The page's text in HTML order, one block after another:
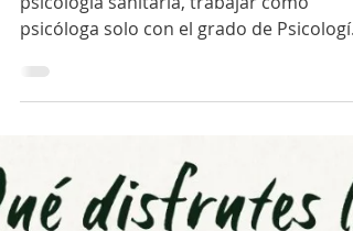
Diferencias entre psicología clínica y
psicóloga solo con el grado de Psicología.
Listado de precios del MPGS, PIR (sueldo,